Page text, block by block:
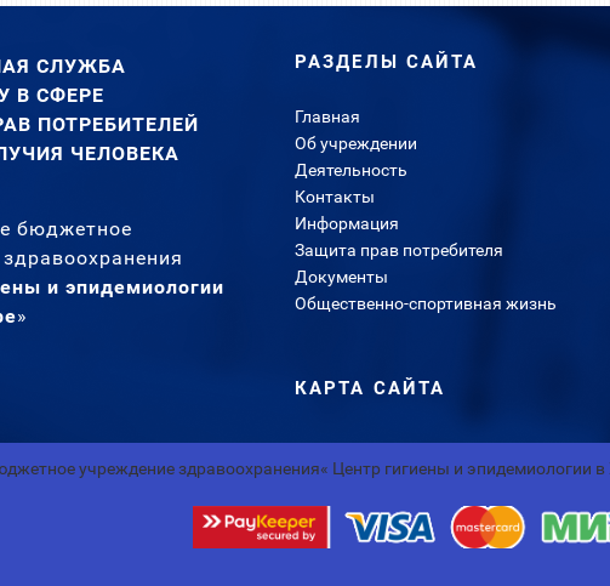
СЛУЖБА
В СФЕРЕ
ПОТРЕБИТЕЛЕЙ
ЧЕЛОВЕКА
бюджетное
и эпидемиологии
»
РАЗДЕЛЫ САЙТА
Главная
Об учреждении
Деятельность
Контакты
Информация
Защита прав потребителя
Документы
Общественно-спортивная жизнь
КАРТА САЙТА
учреждение здравоохранения« Центр гигиены и